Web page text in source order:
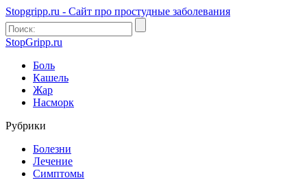
Stopgripp.ru - Cайт про простудные заболевания
StopGripp.ru
Боль
Кашель
Жар
Насморк
Рубрики
Болезни
Лечение
Симптомы